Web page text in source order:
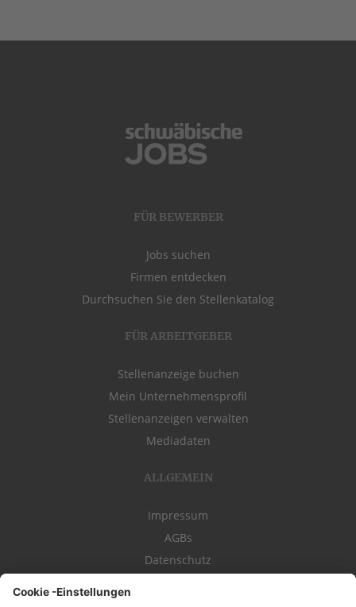
FÜR BEWERBER
Jobs suchen
Firmen entdecken
Durchsuchen Sie den Stellenkatalog
FÜR ARBEITGEBER
Stellenanzeige buchen
Mein Unternehmensprofil
Stellenanzeigen verwalten
Mediadaten
ALLGEMEIN
Impressum
AGBs
Datenschutz